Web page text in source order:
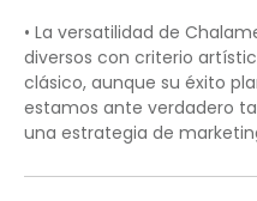
• La versatilidad de
diversos con criterio
clásico, aunque su éxito
estamos ante verdadero
una estrategia de